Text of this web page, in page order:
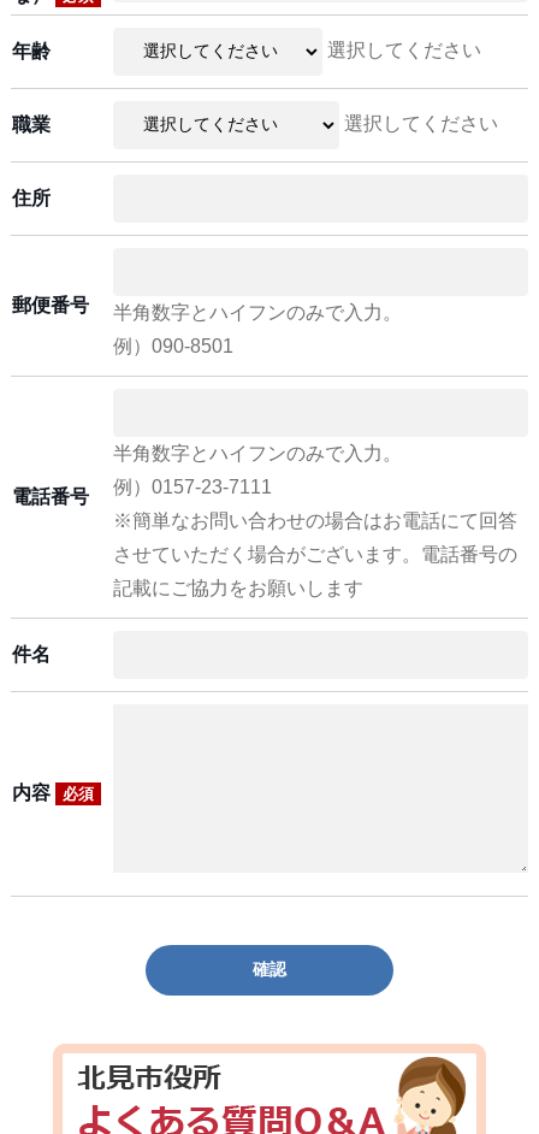
年齢 選択してください
職業 選択してください
住所
郵便番号
半角数字とハイフンのみで入力。
例）090-8501
電話番号
半角数字とハイフンのみで入力。
例）0157-23-7111
※簡単なお問い合わせの場合はお電話にて回答
させていただく場合がございます。電話番号の
記載にご協力をお願いします
件名
内容 必須
確認